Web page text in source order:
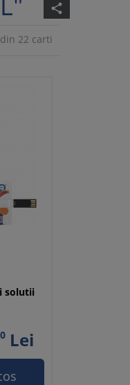
share
22 carti
solutii
Lei